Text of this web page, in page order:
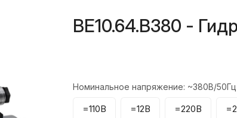
ВЕ10.64.В380 -
Номинальное напряжение: ~380В/50Гц
=110В =12В =220В